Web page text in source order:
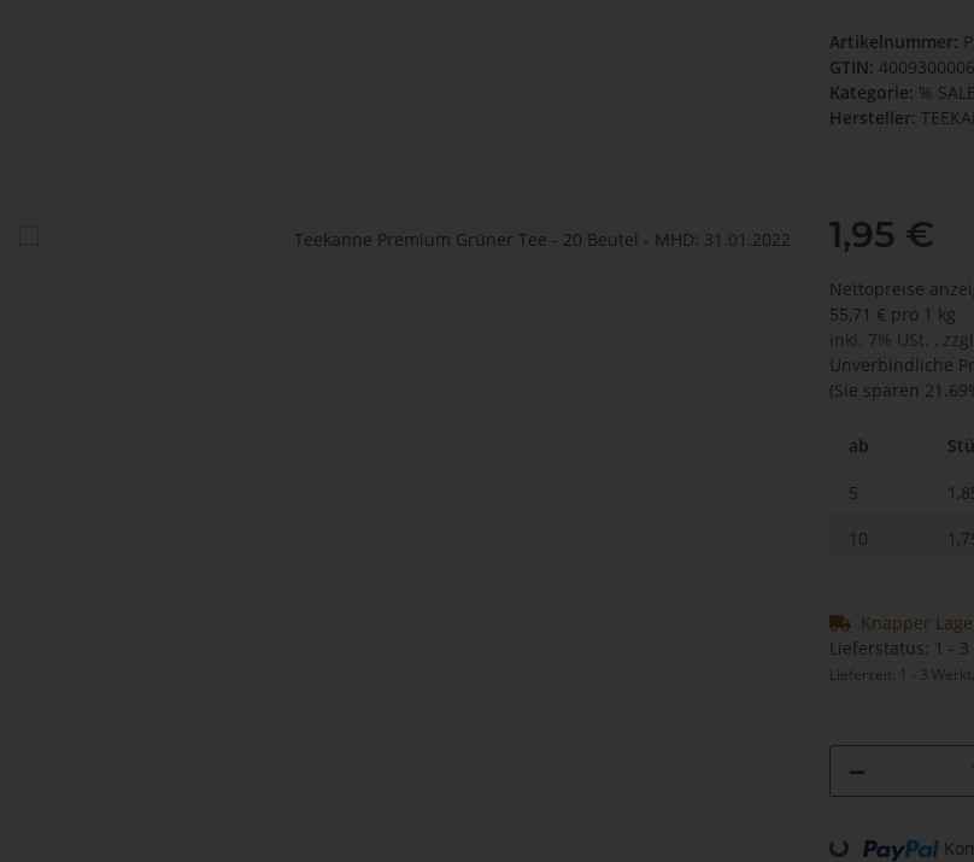
Artikelnummer:
GTIN:
Kategorie: %
Hersteller:
1,95 €
Nettopreise
55,71 € pro 1 kg
inkl. 7% USt. , zzgl.
Unverbindliche
(Sie sparen
ab
5
10
Knapper
Lieferstatus: 1 - 3
Lieferzeit: 1 - 3
Loading...